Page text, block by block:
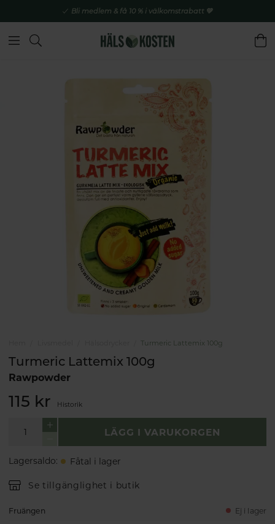
Bli medlem & få 10 % i välkomstrabatt 💚
Turmeric Lattemix 100g
Turmeric Lattemix 100g
Rawpowder
115 kr Historik
LÄGG I VARUKORGEN
Lagersaldo: Fåtal i lager
Se tillgänglighet i butik
Fruängen Ej i lager